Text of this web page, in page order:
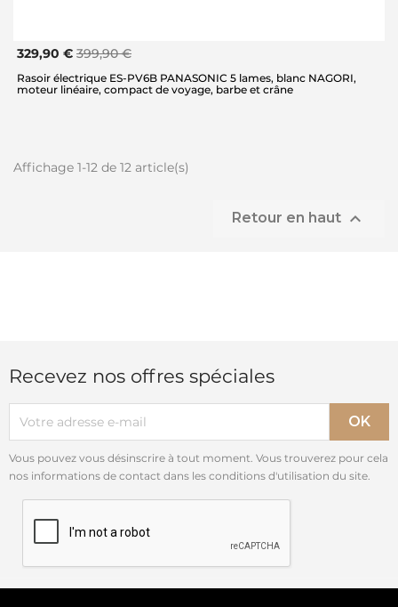
329,90 € 399,90 €
Rasoir électrique ES-PV6B PANASONIC 5 lames, blanc NAGORI,
moteur linéaire, compact de voyage, barbe et crâne
Affichage 1-12 de 12 article(s)
Retour en haut 
Recevez nos offres spéciales
Vous pouvez vous désinscrire à tout moment. Vous trouverez pour cela
nos informations de contact dans les conditions d'utilisation du site.